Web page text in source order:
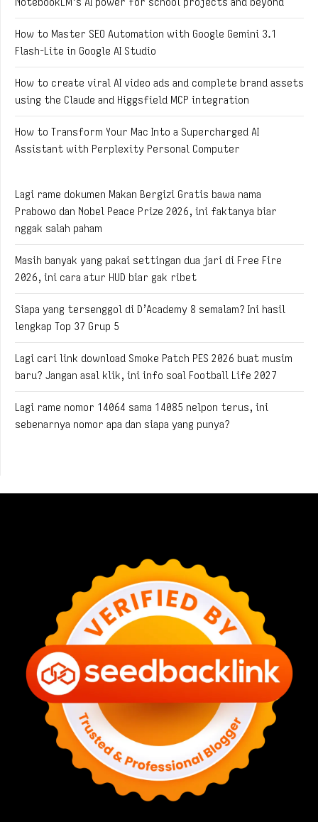
How to Master SEO Automation with Google Gemini 3.1
Flash-Lite in Google AI Studio
How to create viral AI video ads and complete brand assets
using the Claude and Higgsfield MCP integration
How to Transform Your Mac Into a Supercharged AI
Assistant with Perplexity Personal Computer
Lagi rame dokumen Makan Bergizi Gratis bawa nama
Prabowo dan Nobel Peace Prize 2026, ini faktanya biar
nggak salah paham
Masih banyak yang pakai settingan dua jari di Free Fire
2026, ini cara atur HUD biar gak ribet
Siapa yang tersenggol di D’Academy 8 semalam? Ini hasil
lengkap Top 37 Grup 5
Lagi cari link download Smoke Patch PES 2026 buat musim
baru? Jangan asal klik, ini info soal Football Life 2027
Lagi rame nomor 14064 sama 14085 nelpon terus, ini
sebenarnya nomor apa dan siapa yang punya?